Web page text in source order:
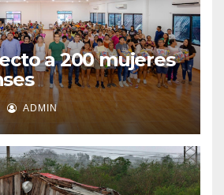
a 200 mujeres
ADMIN